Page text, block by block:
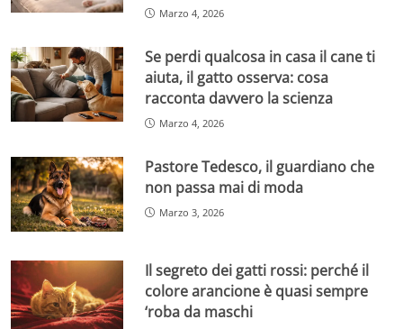
Marzo 4, 2026
Se perdi qualcosa in casa il cane ti
aiuta, il gatto osserva: cosa
racconta davvero la scienza
Marzo 4, 2026
Pastore Tedesco, il guardiano che
non passa mai di moda
Marzo 3, 2026
Il segreto dei gatti rossi: perché il
colore arancione è quasi sempre
‘roba da maschi